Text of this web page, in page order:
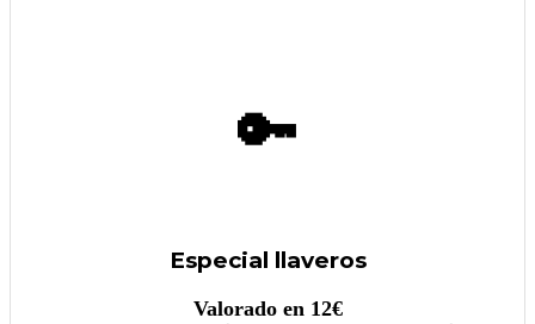
🔑
Especial llaveros
Valorado en 12€